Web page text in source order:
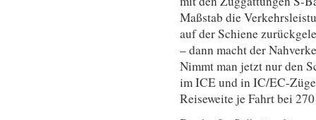
Maßstab die
auf der Schiene
– dann macht der
Nimmt man jetzt nur den
im ICE und in IC/EC-
Reiseweite je Fahrt bei